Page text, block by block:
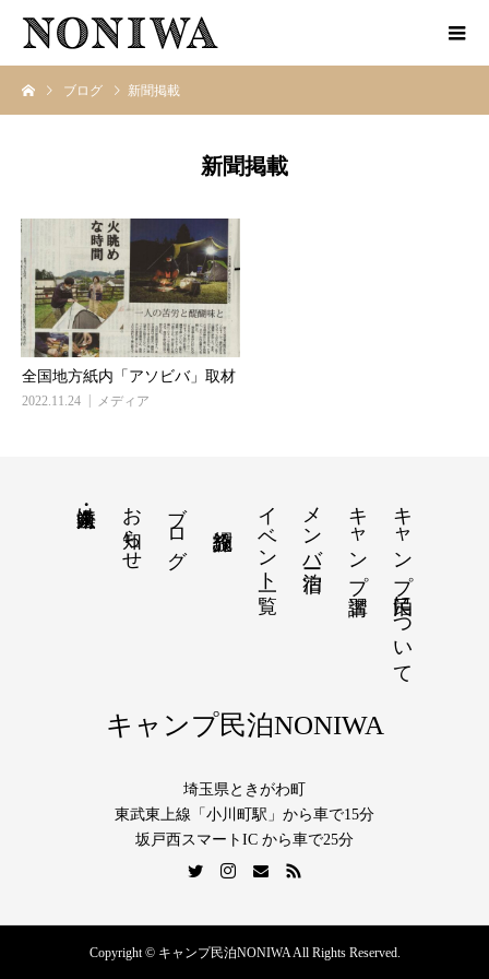
ブログ 新聞掲載
新聞掲載
全国地方紙内「アソビバ」取材
2022.11.24 メディア
キャンプ民泊について
キャンプ講習
メンバー宿泊
イベント一覧
ブログ
お知らせ
法人・企業向け
キャンプ民泊NONIWA
埼玉県ときがわ町
東武東上線「小川町駅」から車で15分
坂戸西スマートIC から車で25分
Copyright © キャンプ民泊NONIWA All Rights Reserved.